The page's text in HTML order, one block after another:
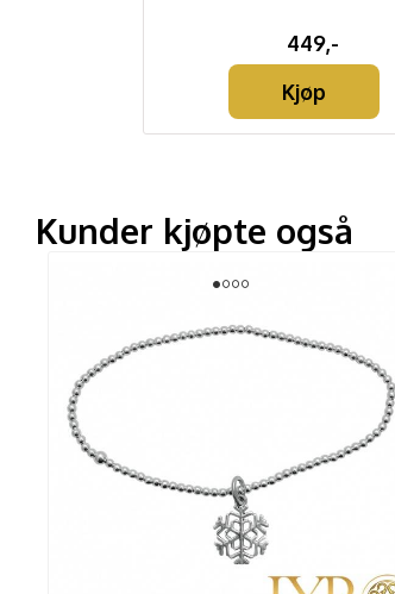
449,-
Kjøp
Kunder kjøpte også